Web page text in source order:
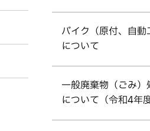
バイク（原付、自
について
一般廃棄物（ごみ
について（令和4年